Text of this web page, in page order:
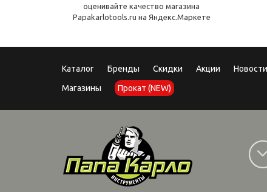
Каталог Бренды Скидки Акции Новости
Магазины
Прокат (NEW)